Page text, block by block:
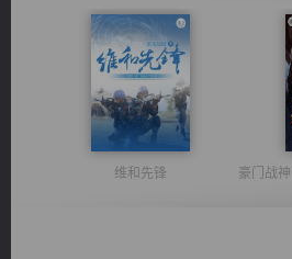
维和先锋